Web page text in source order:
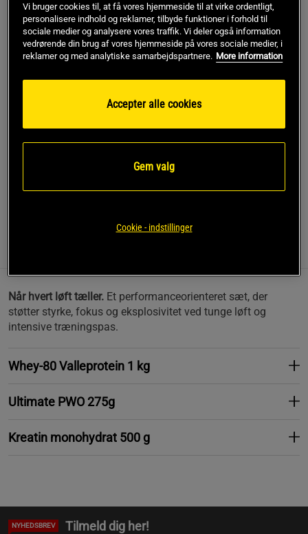
Føj til indkøbskurven
Når hvert løft tæller.Et performanceorienteret sæt, der
støtter styrke, fokus og eksplosivitet ved tunge løft og
Når hvert løft tæller. Et performanceorienteret sæt, der
støtter styrke, fokus og eksplosivitet ved tunge løft og
intensive træningspas.
Whey-80 Valleprotein 1 kg
Ultimate PWO 275g
Kreatin monohydrat 500 g
NYHEDSBREV Tilmeld dig her!
Vi bruger cookies til, at få vores hjemmeside til at virke ordentligt,
personalisere indhold og reklamer, tilbyde funktioner i forhold til
sociale medier og analysere vores traffik. Vi deler også information
vedrørende din brug af vores hjemmeside på vores sociale medier, i
reklamer og med analytiske samarbejdspartnere. More information
Accepter alle cookies
Gem valg
Cookie - indstillinger